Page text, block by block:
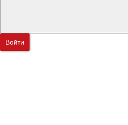
Войти